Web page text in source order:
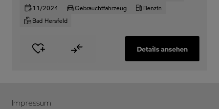
11/2024
Gebrauchtfahrzeug
Benzin
Bad Hersfeld
Details ansehen
Impressum